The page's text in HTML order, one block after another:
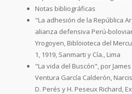
Notas bibliográficas
"La adhesión de la República
alianza defensiva Perú-
Yrogoyen, Biblöioteca del
1, 1919, Sanmarti y Cía., Lima
"La vida del Buscón", por
Ventura García Calderón,
D. Perés y H. Peseux Richard,